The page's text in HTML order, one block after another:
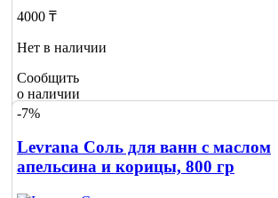
4000 ₸
Нет в наличии
Сообщить
о наличии
-7%
Levrana Соль для ванн с маслом
апельсина и корицы, 800 гр